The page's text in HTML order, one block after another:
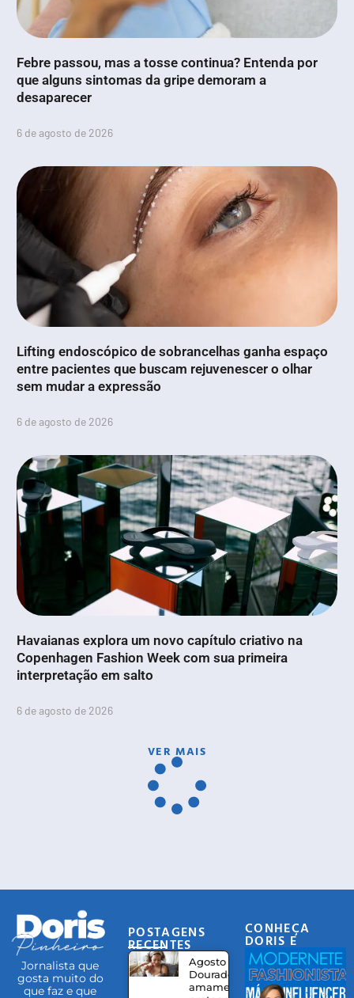
Febre passou, mas a tosse continua? Entenda por
que alguns sintomas da gripe demoram a
desaparecer
6 de agosto de 2026
Lifting endoscópico de sobrancelhas ganha espaço
entre pacientes que buscam rejuvenescer o olhar
sem mudar a expressão
6 de agosto de 2026
Havaianas explora um novo capítulo criativo na
Copenhagen Fashion Week com sua primeira
interpretação em salto
6 de agosto de 2026
VER MAIS
Jornalista que
gosta muito do
que faz e que
POSTAGENS
RECENTES
Agosto
Dourado:
amamentação
CONHEÇA
DORIS E
EQUIPE